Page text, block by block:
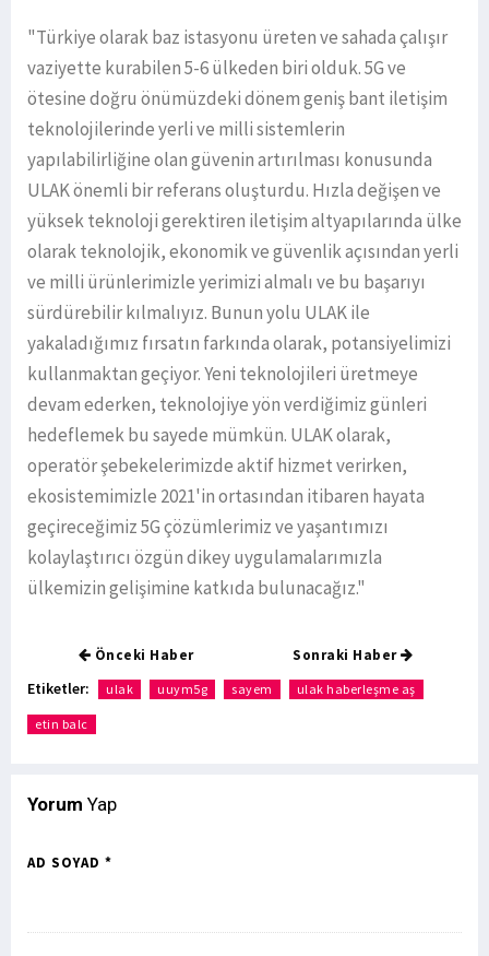
"Türkiye olarak baz istasyonu üreten ve sahada çalışır
vaziyette kurabilen 5-6 ülkeden biri olduk. 5G ve
ötesine doğru önümüzdeki dönem geniş bant iletişim
teknolojilerinde yerli ve milli sistemlerin
yapılabilirliğine olan güvenin artırılması konusunda
ULAK önemli bir referans oluşturdu. Hızla değişen ve
yüksek teknoloji gerektiren iletişim altyapılarında ülke
olarak teknolojik, ekonomik ve güvenlik açısından yerli
ve milli ürünlerimizle yerimizi almalı ve bu başarıyı
sürdürebilir kılmalıyız. Bunun yolu ULAK ile
yakaladığımız fırsatın farkında olarak, potansiyelimizi
kullanmaktan geçiyor. Yeni teknolojileri üretmeye
devam ederken, teknolojiye yön verdiğimiz günleri
hedeflemek bu sayede mümkün. ULAK olarak,
operatör şebekelerimizde aktif hizmet verirken,
ekosistemimizle 2021'in ortasından itibaren hayata
geçireceğimiz 5G çözümlerimiz ve yaşantımızı
kolaylaştırıcı özgün dikey uygulamalarımızla
ülkemizin gelişimine katkıda bulunacağız."
Önceki Haber Sonraki Haber
Etiketler: ulak uuym5g sayem ulak haberleşme aş
etin balc
Yorum Yap
AD SOYAD *